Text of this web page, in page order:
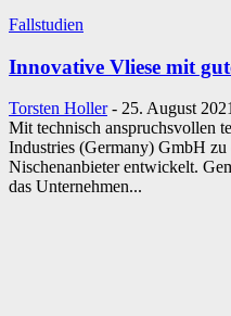
Fallstudien
Innovative Vliese mit
Torsten Holler - 25. August 2021
Mit technisch anspruchsvollen
Industries (Germany) GmbH zu
Nischenanbieter entwickelt.
das Unternehmen...